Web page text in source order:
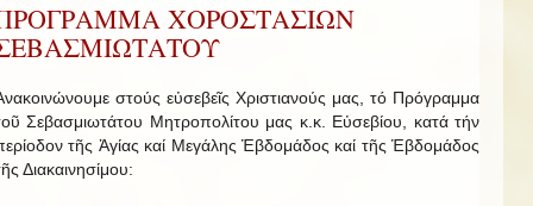
ΧΟΡΟΣΤΑΣΙΩΝ
στούς εὐσεβεῖς Χριστιανούς μας, τό Πρόγραμμα
Σεβασμιωτάτου Μητροπολίτου μας κ.κ. Εὐσεβίου, κατά τήν
τῆς Ἁγίας καί Μεγάλης Ἑβδομάδος καί τῆς Ἑβδομάδος
Διακαινησίμου: